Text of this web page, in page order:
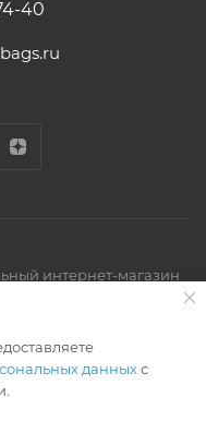
40
интернет-магазин
данныхс